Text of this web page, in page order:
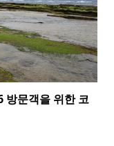
방문객을 위한 코